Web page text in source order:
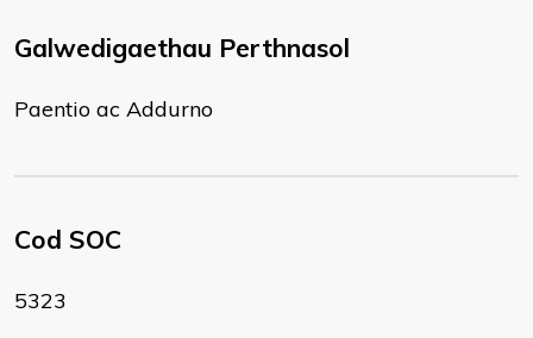
Galwedigaethau Perthnasol
Paentio ac Addurno
Cod SOC
5323